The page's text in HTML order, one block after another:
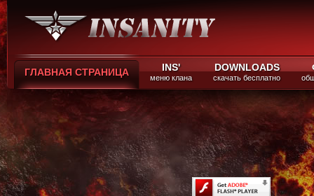
ГЛАВНАЯ СТРАНИЦА INS'
меню клана
DOWNLOADS
скачать бесплатно